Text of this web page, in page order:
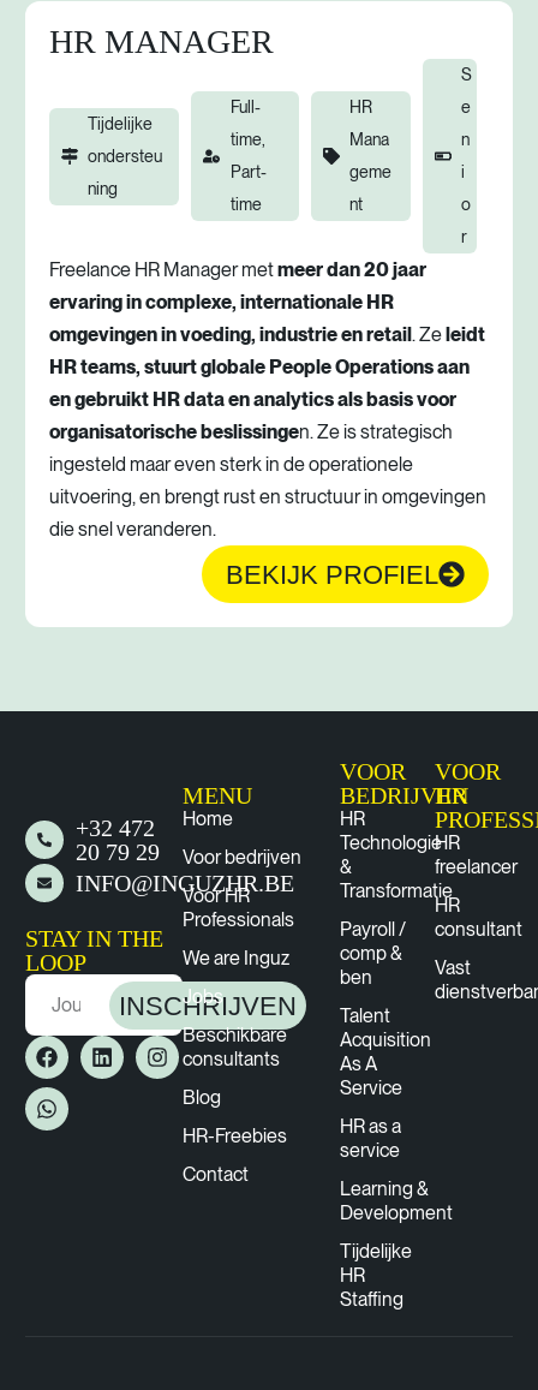
HR MANAGER
Tijdelijke
ondersteu
ning
Full-
time,
Part-
time
HR
Mana
geme
nt
S
e
n
i
o
r
Freelance HR Manager metmeer dan 20 jaar
ervaring in complexe, internationale HR
omgevingen in voeding, industrie en retail. Zeleidt
HR teams, stuurt globale People Operations aan
en gebruikt HR data en analytics als basis voor
organisatorische beslissingen. Ze is strategisch
ingesteld maar even sterk in de operationele
uitvoering, en brengt rust en structuur in omgevingen
die snel veranderen.
BEKIJK PROFIEL
+32 472
20 79 29
INFO@INGUZHR.BE
STAY IN THE
LOOP
INSCHRIJVEN
MENU
Home
Voor bedrijven
Voor HR
Professionals
We are Inguz
Jobs
Beschikbare
consultants
Blog
HR-Freebies
Contact
VOOR
BEDRIJVEN
HR
Technologie
&
Transformatie
Payroll /
comp &
ben
Talent
Acquisition
As A
Service
HR as a
service
Learning &
Development
Tijdelijke
HR
Staffing
VOOR
HR
HR
freelancer
HR
consultant
Vast